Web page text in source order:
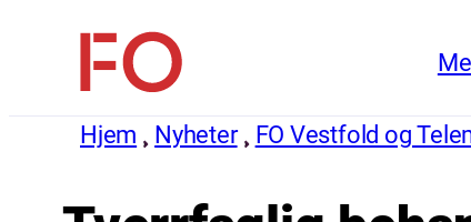
innholdFO
(Fellesorganisasjonen)
Hjem Nyheter FO Vestfold og